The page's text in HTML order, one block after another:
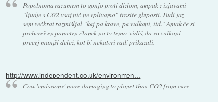
Popolnoma razumem to gonjo proti dizlom, ampak z izjavami
"ljudje s CO2 vsaj nič ne vplivamo" trosite gluposti. Tudi jaz
sem večkrat razmišljal "kaj pa krave, pa vulkani, itd." Amak če si
prebereš en pameten članek na to temo, vidiš, da so vulkani
precej manjši delež, kot bi nekateri radi prikazali.
http://www.independent.co.uk/environmen...
Cow 'emissions' more damaging to planet than CO2 from cars